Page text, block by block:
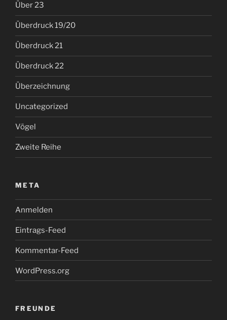
Über 23
Überdruck 19/20
Überdruck 21
Überdruck 22
Überzeichnung
Uncategorized
Vögel
Zweite Reihe
META
Anmelden
Eintrags-Feed
Kommentar-Feed
WordPress.org
FREUNDE